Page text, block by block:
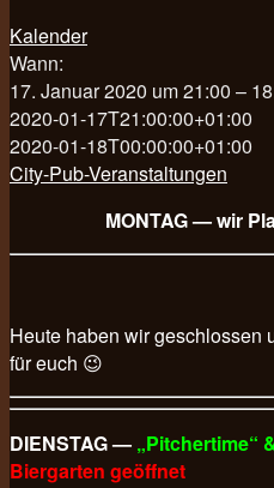
Kalender
Wann:
17. Januar 2020 um 21:00 –
2020-01-17T21:00:00+01:00
2020-01-18T00:00:00+01:00
City-Pub-Veranstaltungen
MONTAG — wir
Heute haben wir geschlossen
für euch 😉
DIENSTAG — „Pitchertime“
Biergarten geöffnet